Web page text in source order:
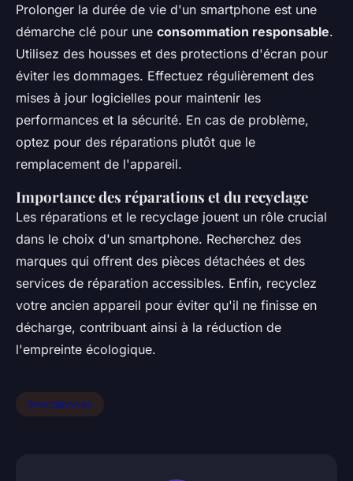
Prolonger la durée de vie d'un smartphone est une
démarche clé pour une consommation responsable.
Utilisez des housses et des protections d'écran pour
éviter les dommages. Effectuez régulièrement des
mises à jour logicielles pour maintenir les
performances et la sécurité. En cas de problème,
optez pour des réparations plutôt que le
remplacement de l'appareil.
Importance des réparations et du recyclage
Les réparations et le recyclage jouent un rôle crucial
dans le choix d'un smartphone. Recherchez des
marques qui offrent des pièces détachées et des
services de réparation accessibles. Enfin, recyclez
votre ancien appareil pour éviter qu'il ne finisse en
décharge, contribuant ainsi à la réduction de
l'empreinte écologique.
Smartphones